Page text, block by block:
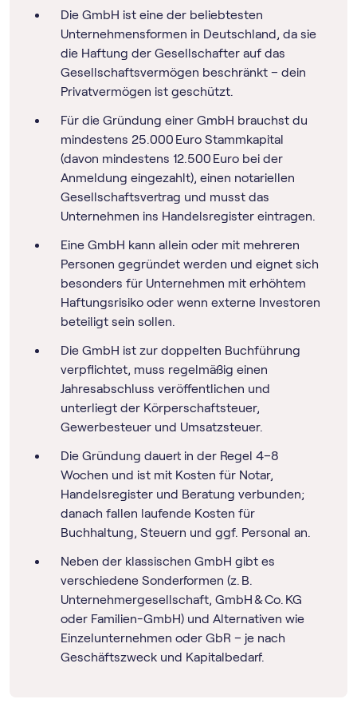
Die GmbH ist eine der beliebtesten
Unternehmensformen in Deutschland, da sie
die Haftung der Gesellschafter auf das
Gesellschaftsvermögen beschränkt – dein
Privatvermögen ist geschützt.
Für die Gründung einer GmbH brauchst du
mindestens 25.000 Euro Stammkapital
(davon mindestens 12.500 Euro bei der
Anmeldung eingezahlt), einen notariellen
Gesellschaftsvertrag und musst das
Unternehmen ins Handelsregister eintragen.
Eine GmbH kann allein oder mit mehreren
Personen gegründet werden und eignet sich
besonders für Unternehmen mit erhöhtem
Haftungsrisiko oder wenn externe Investoren
beteiligt sein sollen.
Die GmbH ist zur doppelten Buchführung
verpflichtet, muss regelmäßig einen
Jahresabschluss veröffentlichen und
unterliegt der Körperschaftsteuer,
Gewerbesteuer und Umsatzsteuer.
Die Gründung dauert in der Regel 4–8
Wochen und ist mit Kosten für Notar,
Handelsregister und Beratung verbunden;
danach fallen laufende Kosten für
Buchhaltung, Steuern und ggf. Personal an.
Neben der klassischen GmbH gibt es
verschiedene Sonderformen (z. B.
Unternehmergesellschaft, GmbH & Co. KG
oder Familien-GmbH) und Alternativen wie
Einzelunternehmen oder GbR – je nach
Geschäftszweck und Kapitalbedarf.